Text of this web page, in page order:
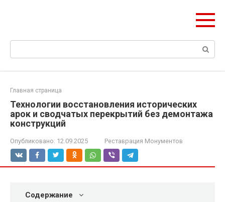
Поиск:
Главная страница
Технологии восстановления исторических
арок и сводчатых перекрытий без демонтажа
конструкций
Опубликовано: 12.09.2025 Реставрация Монументов
Содержание